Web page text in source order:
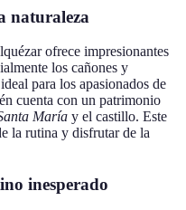
naturaleza
ofrece impresionantes
los cañones y
para los apasionados de
cuenta con un patrimonio
María y el castillo. Este
la rutina y disfrutar de la
inesperado